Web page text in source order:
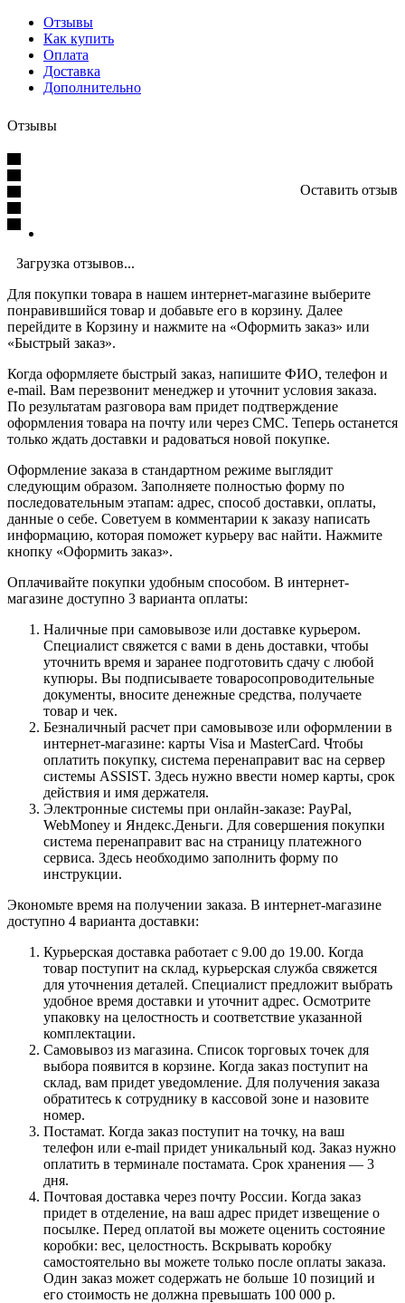
Отзывы
Как купить
Оплата
Доставка
Дополнительно
Отзывы
Оставить отзыв
Загрузка отзывов...
Для покупки товара в нашем интернет-магазине выберите
понравившийся товар и добавьте его в корзину. Далее
перейдите в Корзину и нажмите на «Оформить заказ» или
«Быстрый заказ».
Когда оформляете быстрый заказ, напишите ФИО, телефон и
e-mail. Вам перезвонит менеджер и уточнит условия заказа.
По результатам разговора вам придет подтверждение
оформления товара на почту или через СМС. Теперь останется
только ждать доставки и радоваться новой покупке.
Оформление заказа в стандартном режиме выглядит
следующим образом. Заполняете полностью форму по
последовательным этапам: адрес, способ доставки, оплаты,
данные о себе. Советуем в комментарии к заказу написать
информацию, которая поможет курьеру вас найти. Нажмите
кнопку «Оформить заказ».
Оплачивайте покупки удобным способом. В интернет-
магазине доступно 3 варианта оплаты:
Наличные при самовывозе или доставке курьером.
Специалист свяжется с вами в день доставки, чтобы
уточнить время и заранее подготовить сдачу с любой
купюры. Вы подписываете товаросопроводительные
документы, вносите денежные средства, получаете
товар и чек.
Безналичный расчет при самовывозе или оформлении в
интернет-магазине: карты Visa и MasterCard. Чтобы
оплатить покупку, система перенаправит вас на сервер
системы ASSIST. Здесь нужно ввести номер карты, срок
действия и имя держателя.
Электронные системы при онлайн-заказе: PayPal,
WebMoney и Яндекс.Деньги. Для совершения покупки
система перенаправит вас на страницу платежного
сервиса. Здесь необходимо заполнить форму по
инструкции.
Экономьте время на получении заказа. В интернет-магазине
доступно 4 варианта доставки:
Курьерская доставка работает с 9.00 до 19.00. Когда
товар поступит на склад, курьерская служба свяжется
для уточнения деталей. Специалист предложит выбрать
удобное время доставки и уточнит адрес. Осмотрите
упаковку на целостность и соответствие указанной
комплектации.
Самовывоз из магазина. Список торговых точек для
выбора появится в корзине. Когда заказ поступит на
склад, вам придет уведомление. Для получения заказа
обратитесь к сотруднику в кассовой зоне и назовите
номер.
Постамат. Когда заказ поступит на точку, на ваш
телефон или e-mail придет уникальный код. Заказ нужно
оплатить в терминале постамата. Срок хранения — 3
дня.
Почтовая доставка через почту России. Когда заказ
придет в отделение, на ваш адрес придет извещение о
посылке. Перед оплатой вы можете оценить состояние
коробки: вес, целостность. Вскрывать коробку
самостоятельно вы можете только после оплаты заказа.
Один заказ может содержать не больше 10 позиций и
его стоимость не должна превышать 100 000 р.